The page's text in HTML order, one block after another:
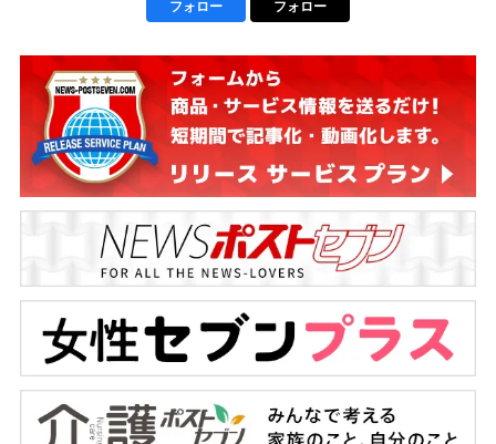
フォロー フォロー